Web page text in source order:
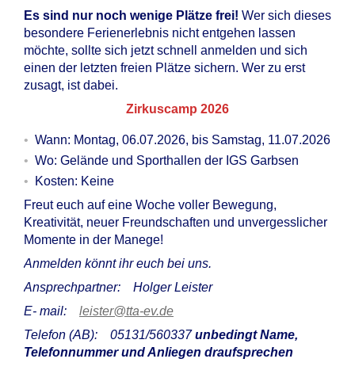
Es sind nur noch wenige Plätze frei! Wer sich dieses
besondere Ferienerlebnis nicht entgehen lassen
möchte, sollte sich jetzt schnell anmelden und sich
einen der letzten freien Plätze sichern. Wer zu erst
zusagt, ist dabei.
Zirkuscamp 2026
Wann: Montag, 06.07.2026, bis Samstag, 11.07.2026
Wo: Gelände und Sporthallen der IGS Garbsen
Kosten: Keine
Freut euch auf eine Woche voller Bewegung,
Kreativität, neuer Freundschaften und unvergesslicher
Momente in der Manege!
Anmelden könnt ihr euch bei uns.
Ansprechpartner: Holger Leister
E- mail: leister@tta-ev.de
Telefon (AB): 05131/560337unbedingt Name,
Telefonnummer und Anliegen draufsprechen